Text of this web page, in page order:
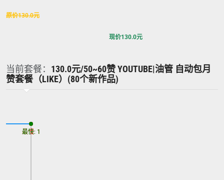
原价130.0元
现价130.0元
当前套餐： 130.0元/50~60赞 YOUTUBE|油管 自动包月
赞套餐（LIKE）(80个新作品)
最慢: 1
最快: 1